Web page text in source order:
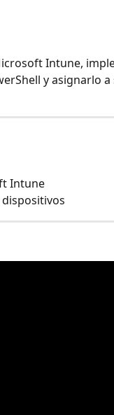
Intune,
y asignarlo a
Intune